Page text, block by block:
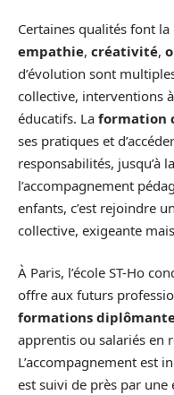
Certaines qualités font la
empathie, créativité,
d’évolution sont
collective, interventions
éducatifs. La formation
ses pratiques et
responsabilités, jusqu’à
l’accompagnement
enfants, c’est rejoindre
collective, exigeante
À Paris, l’école ST-Ho
offre aux futurs
formations
apprentis ou salariés en
L’accompagnement est
est suivi de près par